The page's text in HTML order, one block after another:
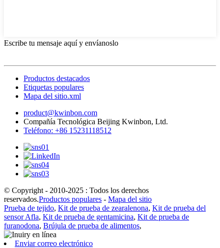
Escribe tu mensaje aquí y envíanoslo
Productos destacados
Etiquetas populares
Mapa del sitio.xml
product@kwinbon.com
Compañía Tecnológica Beijing Kwinbon, Ltd.
Teléfono: +86 15231118512
© Copyright - 2010-2025 : Todos los derechos
reservados.Productos populares - Mapa del sitio
Prueba de tejido, Kit de prueba de zearalenona, Kit de prueba del
sensor Afla, Kit de prueba de gentamicina, Kit de prueba de
furanodona, Brújula de prueba de alimentos,
Enviar correo electrónico